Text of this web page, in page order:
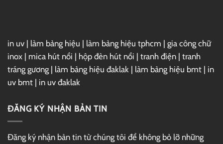
in uv | làm bảng hiệu | làm bảng hiệu tphcm | gia công chữ
inox | mica hút nổi | hộp đèn hút nổi | tranh điện | tranh
tráng gương | làm bảng hiệu đaklak | làm bảng hiệu bmt | in
uv bmt | in uv đaklak
ĐĂNG KÝ NHẬN BẢN TIN
Đăng ký nhận bản tin từ chúng tôi để không bỏ lỡ những